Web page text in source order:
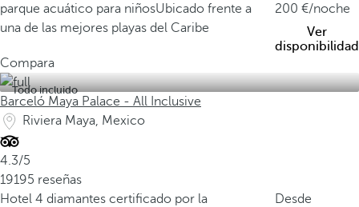
parque acuático para niñosUbicado frente a
una de las mejores playas del Caribe
200
/noche
Ver
disponibilidad
Compara
Todo incluido
Barceló Maya Palace - All Inclusive
Riviera Maya, Mexico
4.3/5
19195 reseñas
Hotel 4 diamantes certificado por la
Desde